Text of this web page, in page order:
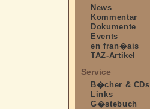
News
Kommentar
Dokumente
Events
en fran�ais
TAZ-Artikel
Service
B�cher & CDs
Links
G�stebuch